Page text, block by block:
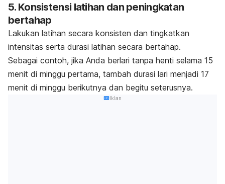
5. Konsistensi latihan dan peningkatan
bertahap
Lakukan latihan secara konsisten dan tingkatkan
intensitas serta durasi latihan secara bertahap.
Sebagai contoh, jika Anda berlari tanpa henti selama 15
menit di minggu pertama, tambah durasi lari menjadi 17
menit di minggu berikutnya dan begitu seterusnya.
Iklan